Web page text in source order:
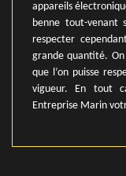
appareils
benne tout-venant
respecter
grande quantité.
que l’on puisse
vigueur. En tout
Entreprise Marin